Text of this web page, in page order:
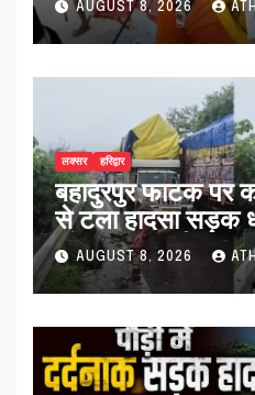
AUGUST 8, 2026
लक्सर हरिद्वार
बहादुरपुर फाटक
से टला हादसा सड़क
को किया अलर्ट…
AUGUST 8, 2026